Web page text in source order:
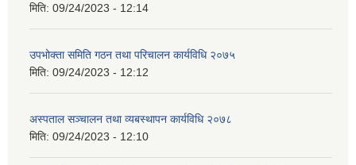
मिति: 09/24/2023 - 12:14
उपभोक्ता समिति गठन तथा परिचालन कार्यविधि २०७५
मिति: 09/24/2023 - 12:12
अस्पताल सञ्चालन तथा व्यबस्थापन कार्यविधि २०७८
मिति: 09/24/2023 - 12:10